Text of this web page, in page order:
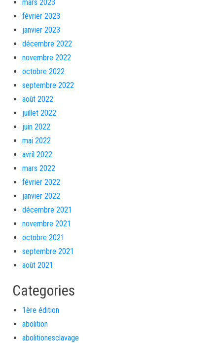
mars 2023
février 2023
janvier 2023
décembre 2022
novembre 2022
octobre 2022
septembre 2022
août 2022
juillet 2022
juin 2022
mai 2022
avril 2022
mars 2022
février 2022
janvier 2022
décembre 2021
novembre 2021
octobre 2021
septembre 2021
août 2021
Categories
1ère édition
abolition
abolitionesclavage